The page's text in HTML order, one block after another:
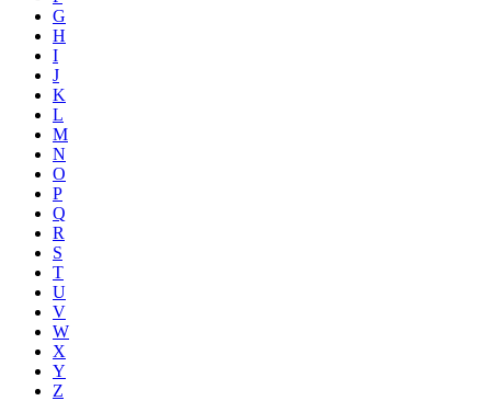
G
H
I
J
K
L
M
N
O
P
Q
R
S
T
U
V
W
X
Y
Z